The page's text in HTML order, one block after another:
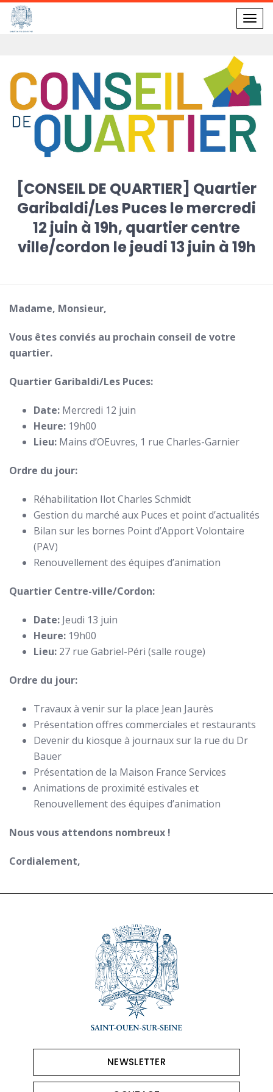
Gestion des traceurs
Accueil
[CONSEIL DE QUARTIER] Quartier
Garibaldi/Les Puces le mercredi
12 juin à 19h, quartier centre
ville/cordon le jeudi 13 juin à 19h
Madame, Monsieur,
Vous êtes conviés au prochain conseil de votre
quartier.
Quartier Garibaldi/Les Puces:
Date: Mercredi 12 juin
Heure: 19h00
Lieu: Mains d’OEuvres, 1 rue Charles-Garnier
Ordre du jour:
Réhabilitation Ilot Charles Schmidt
Gestion du marché aux Puces et point d’actualités
Bilan sur les bornes Point d’Apport Volontaire
(PAV)
Renouvellement des équipes d’animation
Quartier Centre-ville/Cordon:
Date: Jeudi 13 juin
Heure: 19h00
Lieu: 27 rue Gabriel-Péri (salle rouge)
Ordre du jour:
Travaux à venir sur la place Jean Jaurès
Présentation offres commerciales et restaurants
Devenir du kiosque à journaux sur la rue du Dr
Bauer
Présentation de la Maison France Services
Animations de proximité estivales et
Renouvellement des équipes d’animation
Nous vous attendons nombreux !
Cordialement,
NEWSLETTER